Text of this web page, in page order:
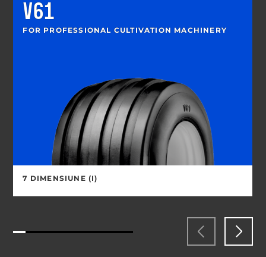
V61
FOR PROFESSIONAL CULTIVATION MACHINERY
7 DIMENSIUNE (I)